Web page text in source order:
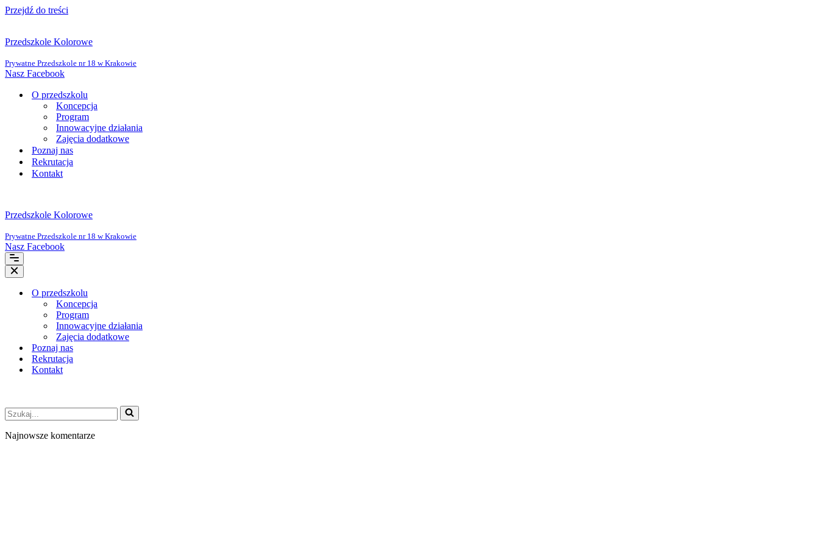
Przejdź do treści
Przedszkole Kolorowe
Prywatne Przedszkole nr 18 w Krakowie
Nasz Facebook
O przedszkolu
Koncepcja
Program
Innowacyjne działania
Zajęcia dodatkowe
Poznaj nas
Rekrutacja
Kontakt
Przedszkole Kolorowe
Prywatne Przedszkole nr 18 w Krakowie
Nasz Facebook
Menu
nawigacji
Menu
nawigacjiO przedszkolu
Koncepcja
Program
Innowacyjne działania
Zajęcia dodatkowe
Poznaj nas
Rekrutacja
Kontakt
Szukaj...
Najnowsze komentarze